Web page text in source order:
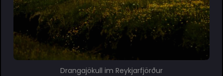
Drangajökull im Reykjarfjörður